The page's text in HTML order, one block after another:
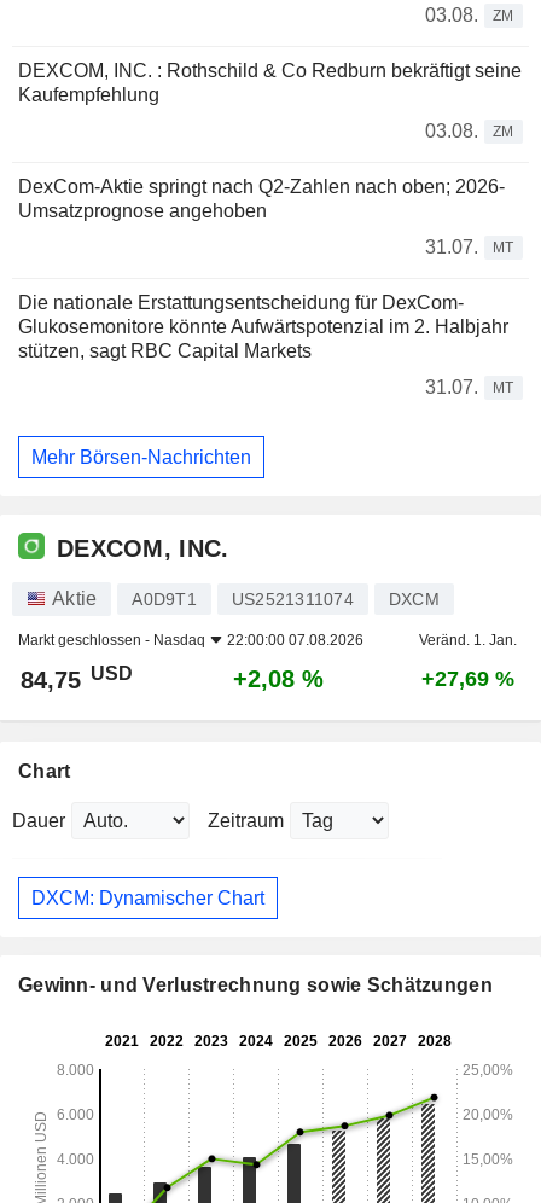
03.08.
ZM
DEXCOM, INC. : Rothschild & Co Redburn bekräftigt seine
Kaufempfehlung
03.08.
ZM
DexCom-Aktie springt nach Q2-Zahlen nach oben; 2026-
Umsatzprognose angehoben
31.07.
MT
Die nationale Erstattungsentscheidung für DexCom-
Glukosemonitore könnte Aufwärtspotenzial im 2. Halbjahr
stützen, sagt RBC Capital Markets
31.07.
MT
Mehr Börsen-Nachrichten
DEXCOM, INC.
Aktie A0D9T1 US2521311074 DXCM
Markt geschlossen - Nasdaq 22:00:00 07.08.2026 Veränd. 1. Jan.
84,75 USD +2,08 % +27,69 %
Chart
Dauer Zeitraum
DXCM: Dynamischer Chart
Gewinn- und Verlustrechnung sowie Schätzungen